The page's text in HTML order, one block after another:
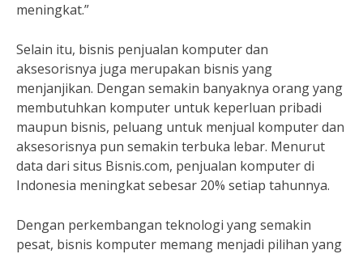
meningkat.”
Selain itu, bisnis penjualan komputer dan
aksesorisnya juga merupakan bisnis yang
menjanjikan. Dengan semakin banyaknya orang yang
membutuhkan komputer untuk keperluan pribadi
maupun bisnis, peluang untuk menjual komputer dan
aksesorisnya pun semakin terbuka lebar. Menurut
data dari situs Bisnis.com, penjualan komputer di
Indonesia meningkat sebesar 20% setiap tahunnya.
Dengan perkembangan teknologi yang semakin
pesat, bisnis komputer memang menjadi pilihan yang